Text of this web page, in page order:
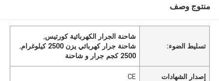
منتوج وصف
تسليط الضوء:
شاحنة الجرار الكهربائية كورتيس,
شاحنة جرار كهربائي يزن 2500 كيلوغرام
,
2500 كجم جرار و شاحنة
إصدار الشهادات CE